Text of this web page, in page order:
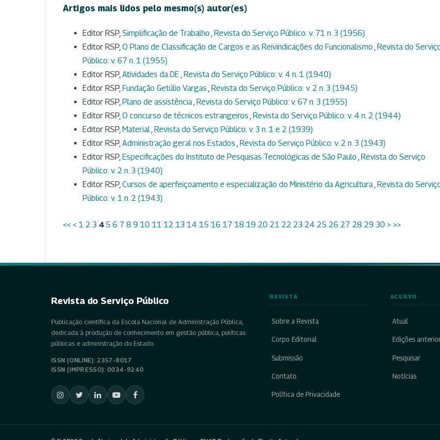
Artigos mais lidos pelo mesmo(s) autor(es)
Editor RSP, Simplificação de Trabalho , Revista do Serviço Público: v. 71 n. 3 (1956)
Editor RSP, O Plano de Classificação de Cargos e as Reivindicações do Funcionalismo , Revista do
Público: v. 67 n. 1 (1955)
Editor RSP, Atividades da DE , Revista do Serviço Público: v. 4 n. 1 (1940)
Editor RSP, Fundação Getúlio Vargas , Revista do Serviço Público: v. 2 n. 3 (1945)
Editor RSP, Plano de assistência, Revista do Serviço Público: v. 67 n. 3 (1955)
Editor RSP, O concurso de técnicos estrangeiros , Revista do Serviço Público: v. 4 n. 2 (1944)
Editor RSP, Material, Revista do Serviço Público: v. 3 n. 1 e 2 (1939)
Editor RSP, Administração geral nos Estados , Revista do Serviço Público: v. 2 n. 3 (1943)
Editor RSP, Especificações do Instituto de Pesquisas Tecnológicas de São Paulo , Revista do Serviço
Público: v. 2 n. 3 (1940)
Editor RSP, Cursos de aperfeiçoamento e especialização do Ministério da Agricultura, Revista do
Público: v. 1 n. 2 (1943)
<< < 1 2 3 4 5 6 7 8 9 10 11 12 13 14 15 16 17 18 19 20 21 22 23 24 25 26 27 28 29 30 > >>
Revista do Serviço Público
Publicação científica da Escola Nacional de Administração Pública,
dedicada à produção de conhecimento em gestão pública, políticas
públicas e administração do Estado.
ISSN (ONLINE): 2357-8017
ISSN (IMPRESSO): 0034-9240
REVISTA
Sobre a Revista
Corpo Editorial
Submissão
Contato
Política de Privacidade
ACERVO
Atual
Edições
Pesquisar
Notícias